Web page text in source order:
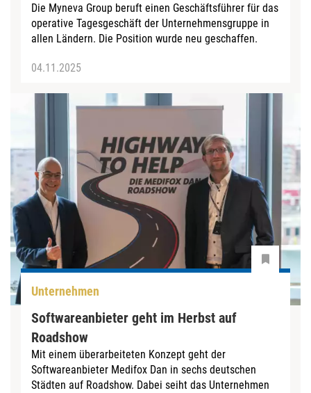
Die Myneva Group beruft einen Geschäftsführer für das
operative Tagesgeschäft der Unternehmensgruppe in
allen Ländern. Die Position wurde neu geschaffen.
04.11.2025
Unternehmen
Softwareanbieter geht im Herbst auf
Roadshow
Mit einem überarbeiteten Konzept geht der
Softwareanbieter Medifox Dan in sechs deutschen
Städten auf Roadshow. Dabei seiht das Unternehmen